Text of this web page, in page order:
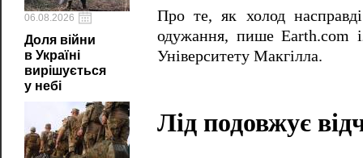
06.08.2026
Доля війни
в Україні
вирішується
у небі
Про те, як холод
одужання, пише Earth.com
Університету Макгілла.
Лід подовжує